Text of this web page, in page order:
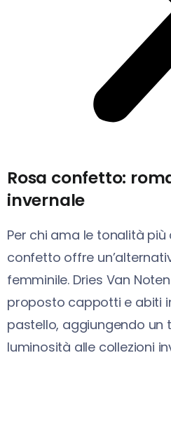
Rosa confetto:
invernale
Per chi ama le tonalità più
confetto offre
femminile. Dries Van
proposto cappotti e abiti
pastello, aggiungendo un
luminosità alle collezioni